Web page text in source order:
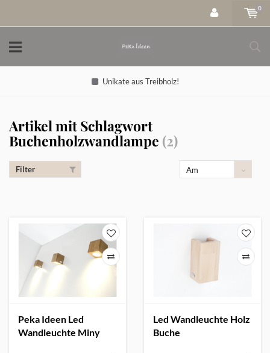
0
Unikate aus Treibholz!
Artikel mit Schlagwort
Buchenholzwandlampe (2)
Filter
Am
Peka Ideen Led
Wandleuchte Miny
Led Wandleuchte Holz
Buche